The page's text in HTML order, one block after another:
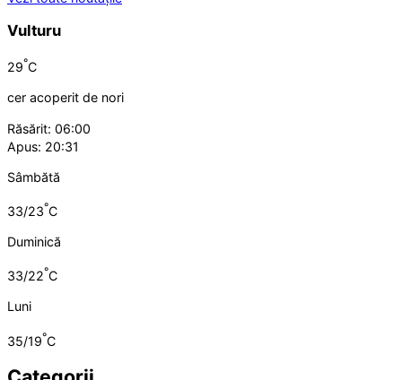
Vulturu
29°C
cer acoperit de nori
Răsărit: 06:00
Apus: 20:31
Sâmbătă
33/23°C
Duminică
33/22°C
Luni
35/19°C